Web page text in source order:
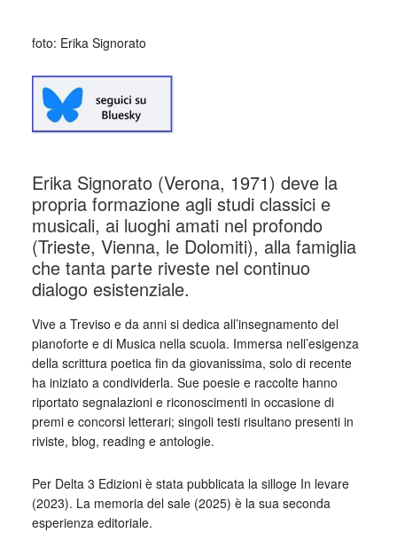
foto: Erika Signorato
Erika Signorato (Verona, 1971) deve la
propria formazione agli studi classici e
musicali, ai luoghi amati nel profondo
(Trieste, Vienna, le Dolomiti), alla famiglia
che tanta parte riveste nel continuo
dialogo esistenziale.
Vive a Treviso e da anni si dedica all’insegnamento del
pianoforte e di Musica nella scuola. Immersa nell’esigenza
della scrittura poetica fin da giovanissima, solo di recente
ha iniziato a condividerla. Sue poesie e raccolte hanno
riportato segnalazioni e riconoscimenti in occasione di
premi e concorsi letterari; singoli testi risultano presenti in
riviste, blog, reading e antologie.
Per Delta 3 Edizioni è stata pubblicata la silloge In levare
(2023). La memoria del sale (2025) è la sua seconda
esperienza editoriale.